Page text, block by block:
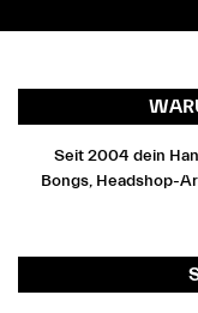
Seit 2004 dein
Bongs, Headshop-